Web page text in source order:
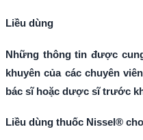
Liều dùng
Những thông tin được
khuyên của các chuyên
bác sĩ hoặc dược sĩ trước
Liều dùng thuốc Nissel®